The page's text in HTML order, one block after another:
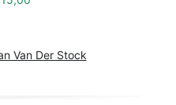
Van Der Stock